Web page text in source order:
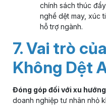
chính sách thúc
nghề dệt may, xúc
hỗ trợ ngành.
7. Vai trò
Không Dệt
Đóng góp đối với xu
doanh nghiệp tư nhân nhỏ